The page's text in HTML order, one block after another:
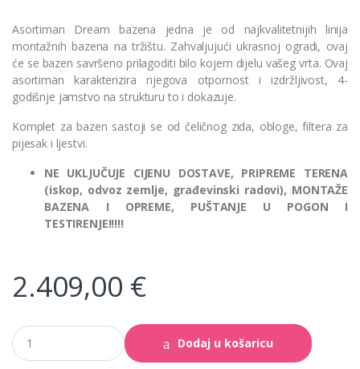
Asortiman Dream bazena jedna je od najkvalitetnijih linija
montažnih bazena na tržištu. Zahvaljujući ukrasnoj ogradi, ovaj
će se bazen savršeno prilagoditi bilo kojem dijelu vašeg vrta. Ovaj
asortiman karakterizira njegova otpornost i izdržljivost, 4-
godišnje jamstvo na strukturu to i dokazuje.
Komplet za bazen sastoji se od čeličnog zida, obloge, filtera za
pijesak i ljestvi.
NE UKLJUČUJE CIJENU DOSTAVE, PRIPREME TERENA
(iskop, odvoz zemlje, građevinski radovi), MONTAŽE
BAZENA I OPREME, PUŠTANJE U POGON I
TESTIRENJE!!!!!
2.409,00 €
Okrugli
metalni
bazeni
Dodaj u košaricu